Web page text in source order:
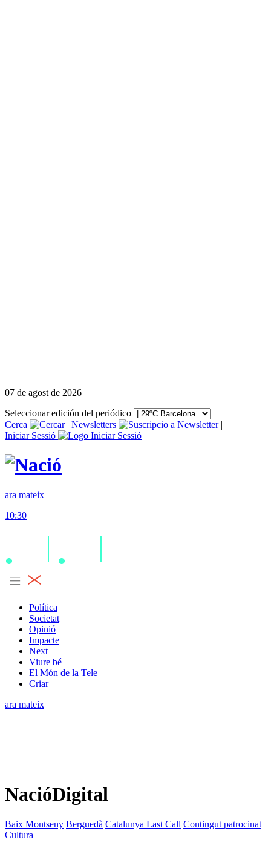
07 de agost de 2026
Seleccionar edición del periódico
Cerca
| Newsletters
|
Iniciar Sessió
ara mateix
10:30
Política
Societat
Opinió
Impacte
Next
Viure bé
El Món de la Tele
Criar
ara mateix
NacióDigital
Baix Montseny Berguedà Catalunya Last Call Contingut patrocinat
Cultura